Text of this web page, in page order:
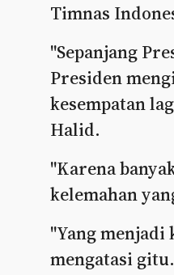
Timnas
"Sepanjang
Presiden
kesempatan
Halid.
"Karena
kelemahan
"Yang menjadi
mengatasi